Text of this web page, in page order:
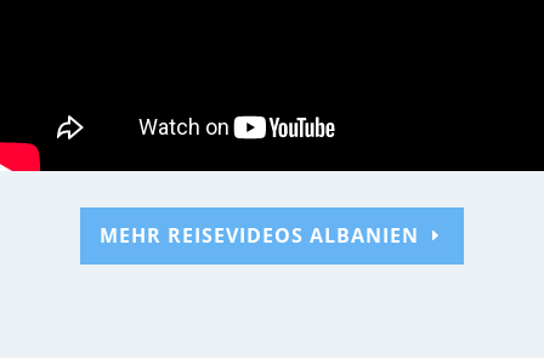
MEHR REISEVIDEOS ALBANIEN